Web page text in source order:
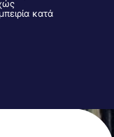
ΤΙΜΗ
κατά